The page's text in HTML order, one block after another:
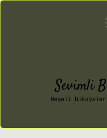
Sevimli
Neşeli